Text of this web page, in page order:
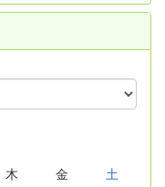
木 金 土